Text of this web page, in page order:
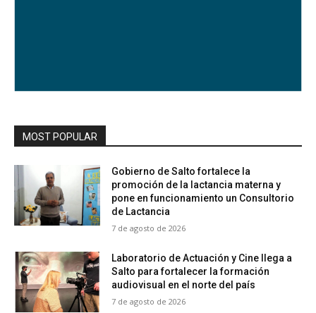
MOST POPULAR
Gobierno de Salto fortalece la
promoción de la lactancia materna y
pone en funcionamiento un Consultorio
de Lactancia
7 de agosto de 2026
Laboratorio de Actuación y Cine llega a
Salto para fortalecer la formación
audiovisual en el norte del país
7 de agosto de 2026